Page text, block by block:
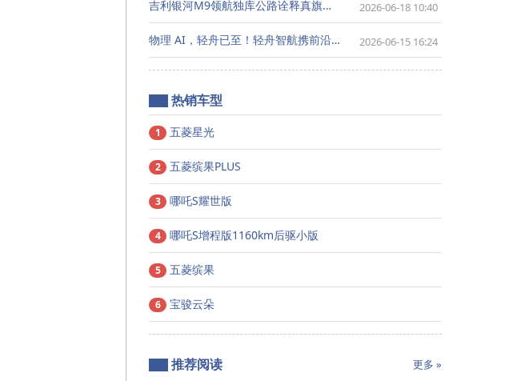
吉利银河M9领航独库公路诠释真旗舰价值 2026-06-18 10:40
物理 AI，轻舟已至！轻舟智航携前沿物理AI技术亮相2026重庆国际车展 2026-06-15 16:24
热销车型
1 五菱星光
2 五菱缤果PLUS
3 哪吒S耀世版
4 哪吒S增程版1160km后驱小版
5 五菱缤果
6 宝骏云朵
推荐阅读 更多 »